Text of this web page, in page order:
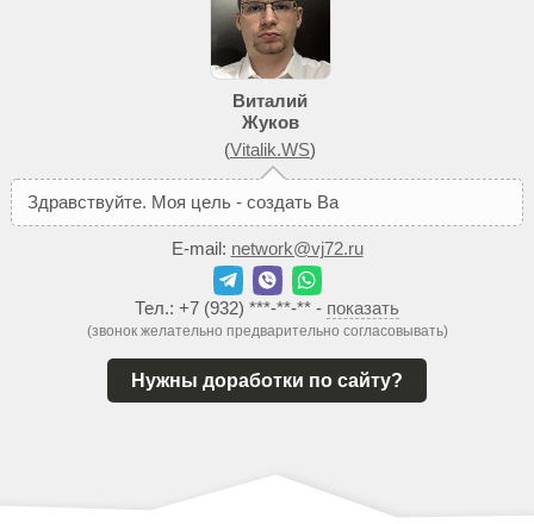
Виталий
Жуков
(Vitalik.WS)
Здравствуйте. Моя цель - создать Вам
E-mail: network@vj72.ru
Тел.: +7 (932) ***-**-** - показать
(звонок желательно предварительно согласовывать)
Нужны доработки по сайту?